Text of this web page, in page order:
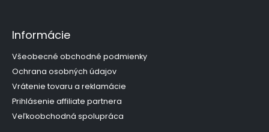
Informácie
Všeobecné obchodné podmienky
Ochrana osobných údajov
Vrátenie tovaru a reklamácie
Prihlásenie affiliate partnera
Veľkoobchodná spolupráca